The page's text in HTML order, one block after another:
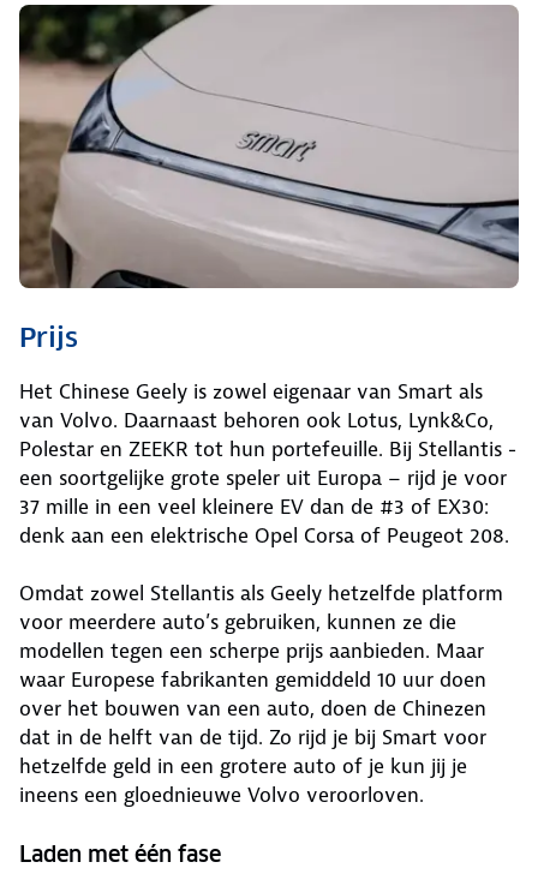
Prijs
Het Chinese Geely is zowel eigenaar van Smart als
van Volvo. Daarnaast behoren ook Lotus, Lynk&Co,
Polestar en ZEEKR tot hun portefeuille. Bij Stellantis -
een soortgelijke grote speler uit Europa – rijd je voor
37 mille in een veel kleinere EV dan de #3 of EX30:
denk aan een elektrische Opel Corsa of Peugeot 208.
Omdat zowel Stellantis als Geely hetzelfde platform
voor meerdere auto’s gebruiken, kunnen ze die
modellen tegen een scherpe prijs aanbieden. Maar
waar Europese fabrikanten gemiddeld 10 uur doen
over het bouwen van een auto, doen de Chinezen
dat in de helft van de tijd. Zo rijd je bij Smart voor
hetzelfde geld in een grotere auto of je kun jij je
ineens een gloednieuwe Volvo veroorloven.
Laden met één fase